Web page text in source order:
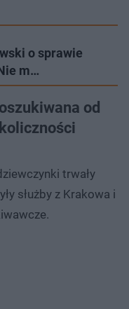
o sprawie
m…
od
trwały
służby z Krakowa i